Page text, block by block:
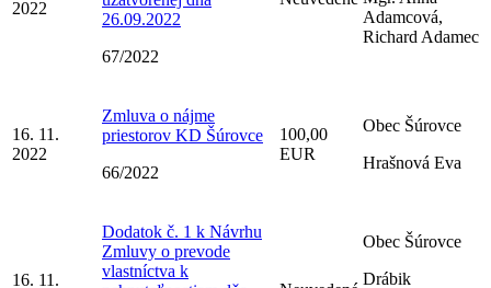
2022
26.09.2022
67/2022
Adamcová,
Richard Adamec
16. 11.
2022
Zmluva o nájme
priestorov KD Šúrovce
66/2022
100,00
EUR
Obec Šúrovce
Hrašnová Eva
16. 11.
Dodatok č. 1 k Návrhu
Zmluvy o prevode
vlastníctva k
Obec Šúrovce
Drábik